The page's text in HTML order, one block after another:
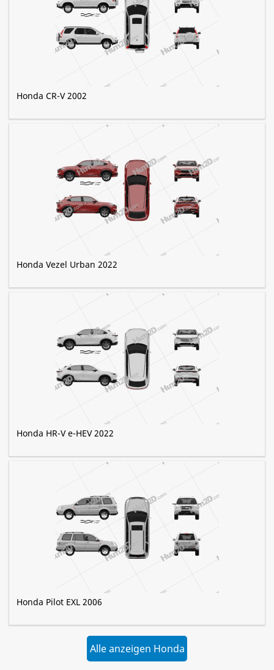
Honda CR-V 2002
Honda Vezel Urban 2022
Honda HR-V e-HEV 2022
Honda Pilot EXL 2006
Alle anzeigen Honda